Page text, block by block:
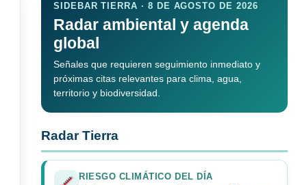
SIDEBAR TIERRA · 8 DE AGOSTO DE 2026
Radar ambiental y agenda
global
Señales que requieren seguimiento inmediato y
próximas citas relevantes para clima, agua,
territorio y biodiversidad.
Radar Tierra
RIESGO CLIMÁTICO DEL DÍA